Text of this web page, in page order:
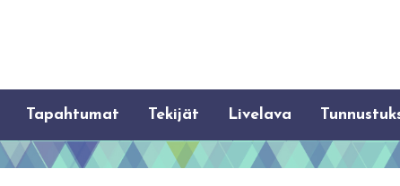
Tapahtumat Tekijät Livelava